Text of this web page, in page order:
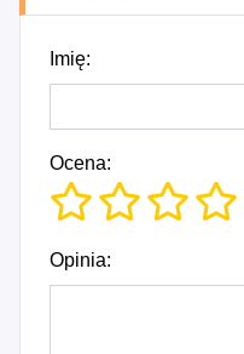
Imię:
Ocena:
Opinia: